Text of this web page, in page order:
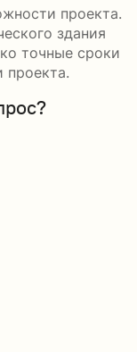
проекта.
здания
точные сроки
проекта.